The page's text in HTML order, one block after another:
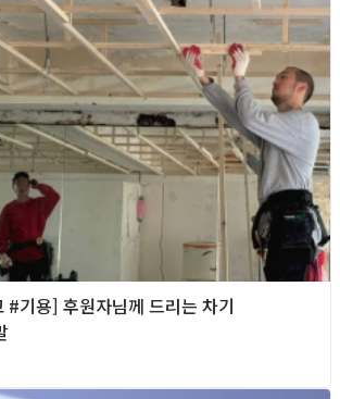
기용] 후원자님께 드리는 차기